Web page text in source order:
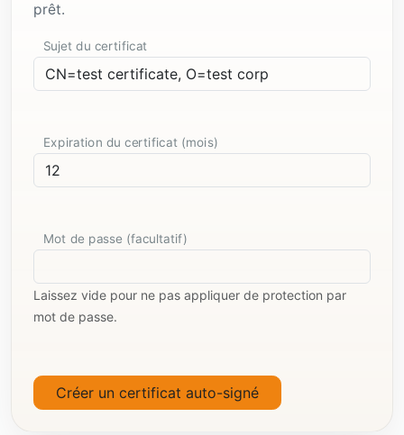
prêt.
Sujet du certificat
Expiration du certificat (mois)
Mot de passe (facultatif)
Laissez vide pour ne pas appliquer de protection par
mot de passe.
Créer un certificat auto-signé